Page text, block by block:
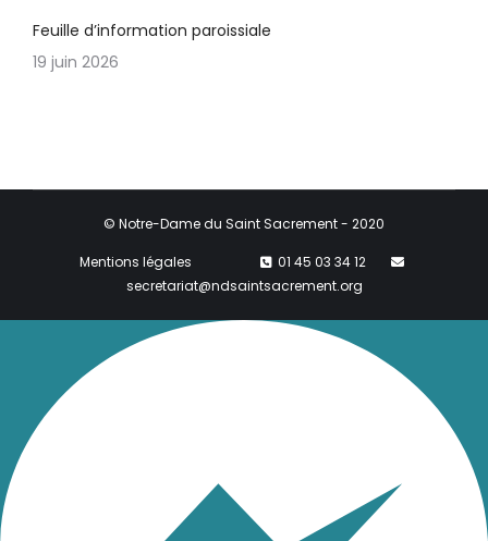
Feuille d’information paroissiale
19 juin 2026
© Notre-Dame du Saint Sacrement - 2020
Mentions légales
01 45 03 34 12
secretariat@ndsaintsacrement.org